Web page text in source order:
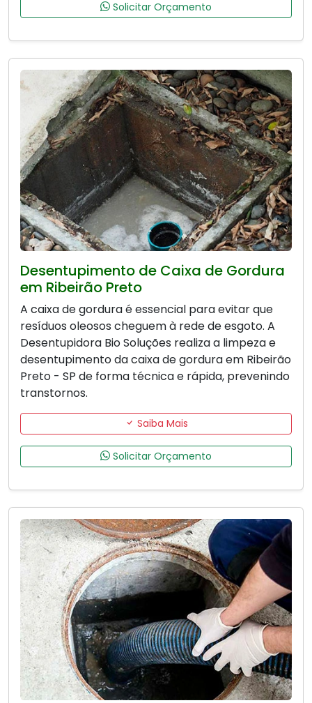
Solicitar Orçamento
Desentupimento de Caixa de Gordura
em Ribeirão Preto
A caixa de gordura é essencial para evitar que
resíduos oleosos cheguem à rede de esgoto. A
Desentupidora Bio Soluções realiza a limpeza e
desentupimento da caixa de gordura em Ribeirão
Preto - SP de forma técnica e rápida, prevenindo
transtornos.
Saiba Mais
Solicitar Orçamento